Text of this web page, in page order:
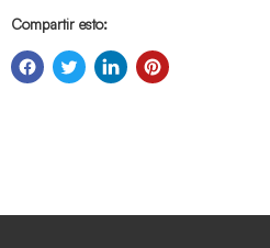
Compartir esto: